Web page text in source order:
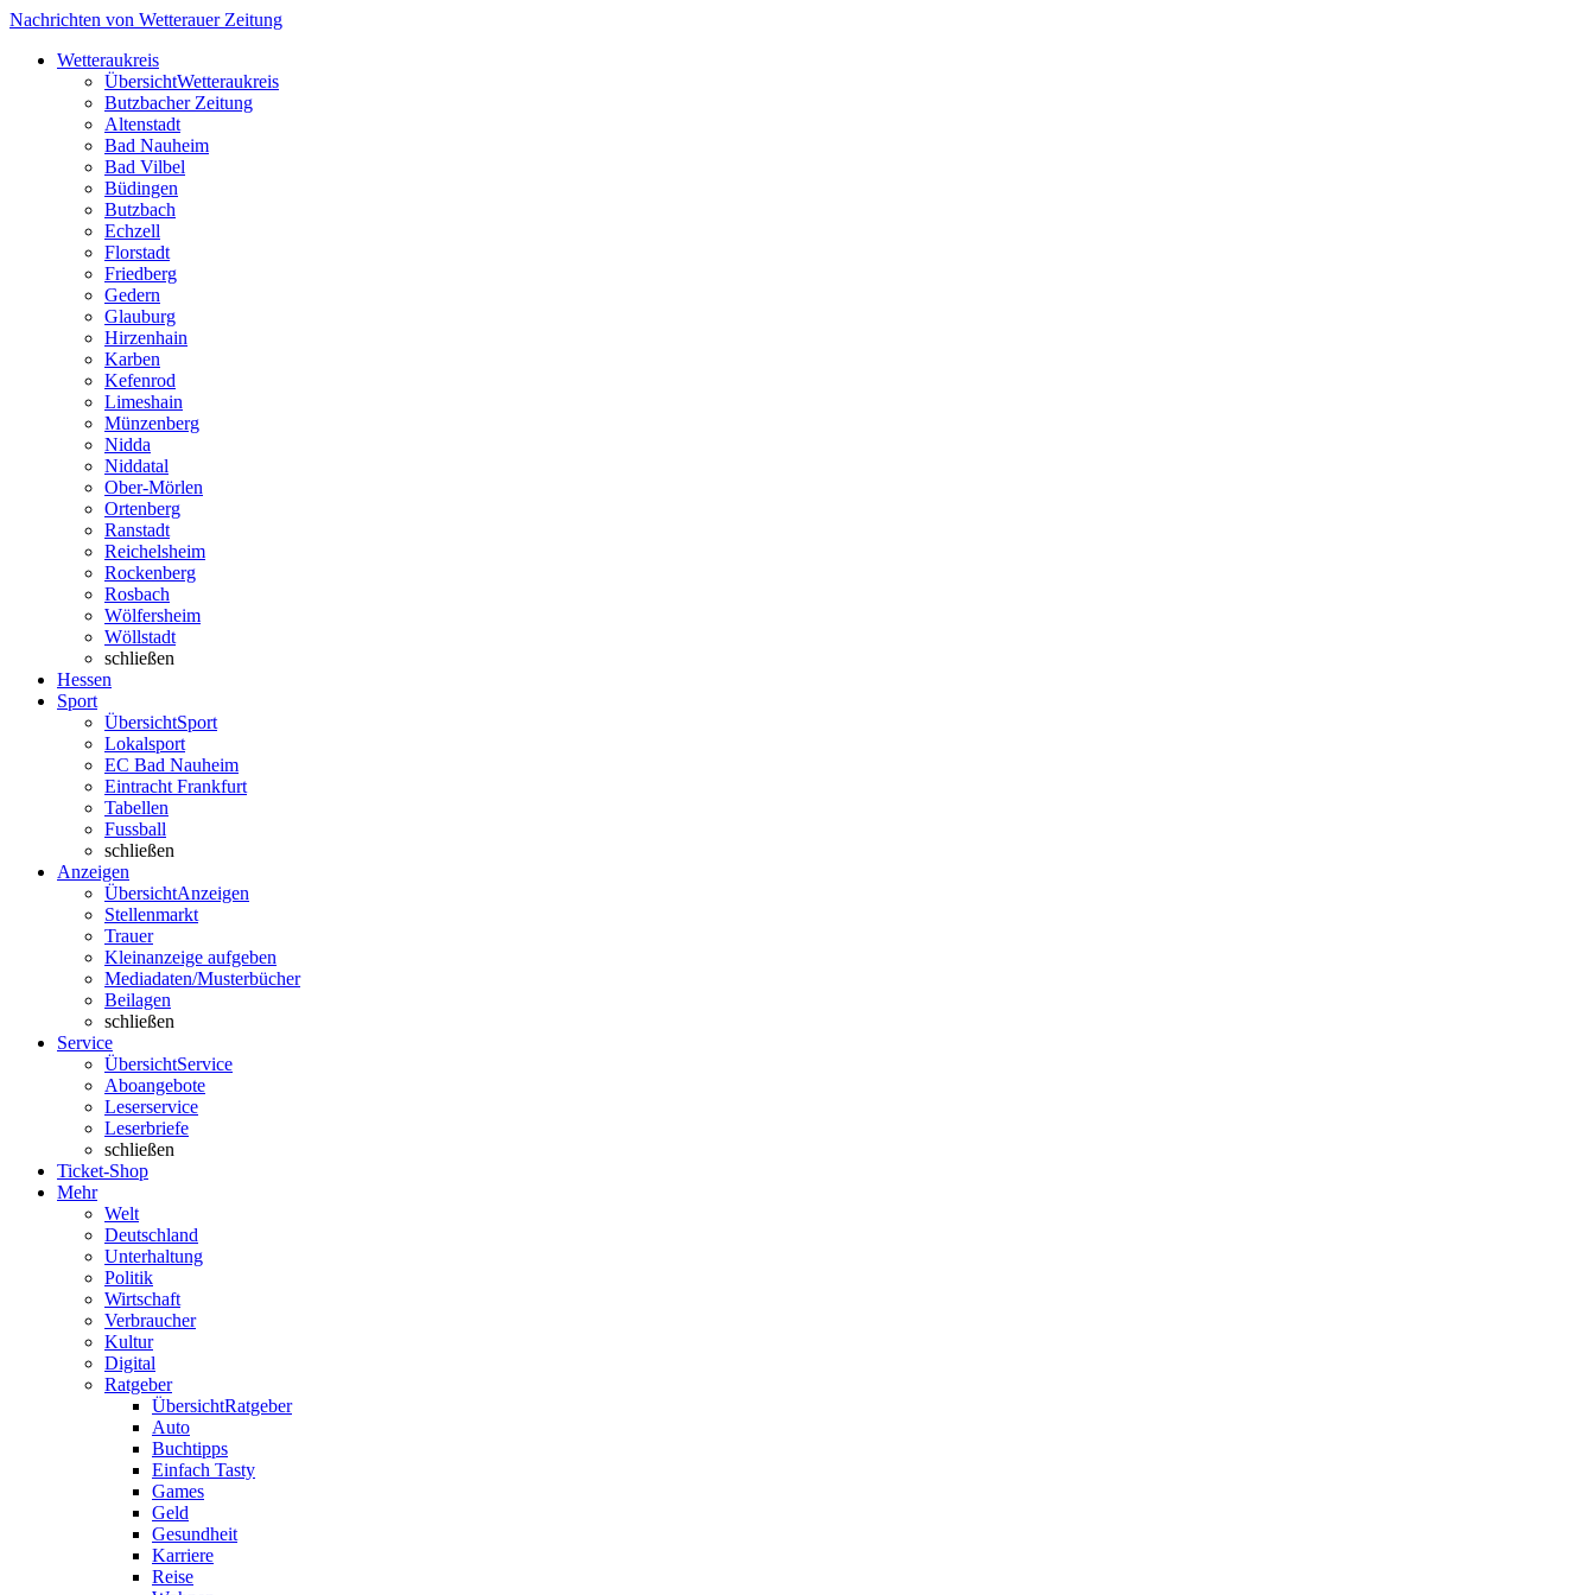
Nachrichten von Wetterauer Zeitung
Wetteraukreis
ÜbersichtWetteraukreis
Butzbacher Zeitung
Altenstadt
Bad Nauheim
Bad Vilbel
Büdingen
Butzbach
Echzell
Florstadt
Friedberg
Gedern
Glauburg
Hirzenhain
Karben
Kefenrod
Limeshain
Münzenberg
Nidda
Niddatal
Ober-Mörlen
Ortenberg
Ranstadt
Reichelsheim
Rockenberg
Rosbach
Wölfersheim
Wöllstadt
schließen
Hessen
Sport
ÜbersichtSport
Lokalsport
EC Bad Nauheim
Eintracht Frankfurt
Tabellen
Fussball
schließen
Anzeigen
ÜbersichtAnzeigen
Stellenmarkt
Trauer
Kleinanzeige aufgeben
Mediadaten/Musterbücher
Beilagen
schließen
Service
ÜbersichtService
Aboangebote
Leserservice
Leserbriefe
schließen
Ticket-Shop
Mehr
Welt
Deutschland
Unterhaltung
Politik
Wirtschaft
Verbraucher
Kultur
Digital
Ratgeber
ÜbersichtRatgeber
Auto
Buchtipps
Einfach Tasty
Games
Geld
Gesundheit
Karriere
Reise